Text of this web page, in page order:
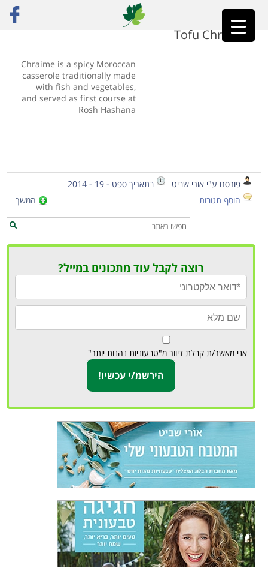
ראשי»
tufo
Tofu Chraime
Chraime is a spicy Moroccan
casserole traditionally made
with fish and vegetables,
and served as first course at
Rosh Hashana
פורסם ע"י אורי שביט
בתאריך ספט - 19 - 2014
הוסף תגובות
המשך
רוצה לקבל עוד מתכונים במייל?
אני מאשר/ת קבלת דיוור מ"טבעוניות נהנות יותר"